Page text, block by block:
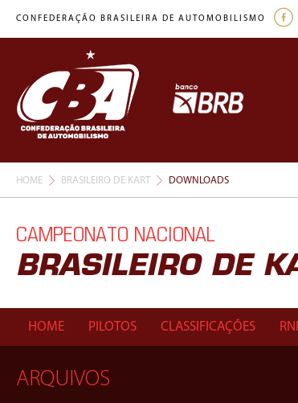
CONFEDERAÇÃO BRASILEIRA DE AUTOMOBILISMO
HOME BRASILEIRO DE KART DOWNLOADS
CAMPEONATO NACIONAL
BRASILEIRO DE
HOME PILOTOS CLASSIFICAÇÕES
ARQUIVOS